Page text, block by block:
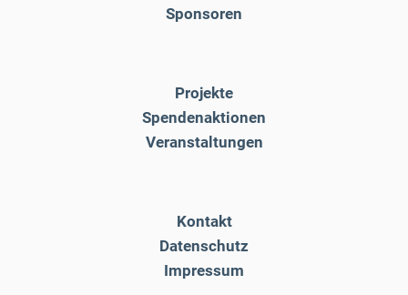
Sponsoren
Projekte
Spendenaktionen
Veranstaltungen
Kontakt
Datenschutz
Impressum